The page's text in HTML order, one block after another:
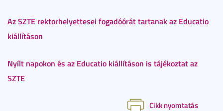
Az SZTE rektorhelyettesei fogadóórát tartanak az Educatio
kiállításon
Nyílt napokon és az Educatio kiállításon is tájékoztat az
SZTE
Cikk nyomtatás